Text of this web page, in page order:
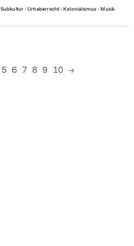
Subkultur ∙Urheberrecht ∙ Kolonialismus ∙ Musik
5 6 7 8 9 10 →